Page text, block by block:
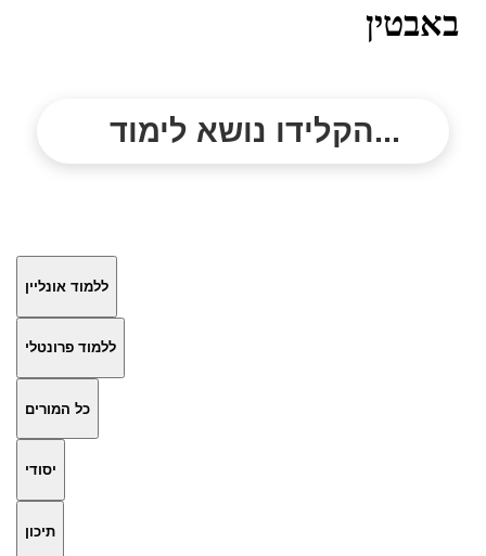
באבטין
הקלידו נושא לימוד...
ללמוד אונליין
ללמוד פרונטלי
כל המורים
יסודי
תיכון